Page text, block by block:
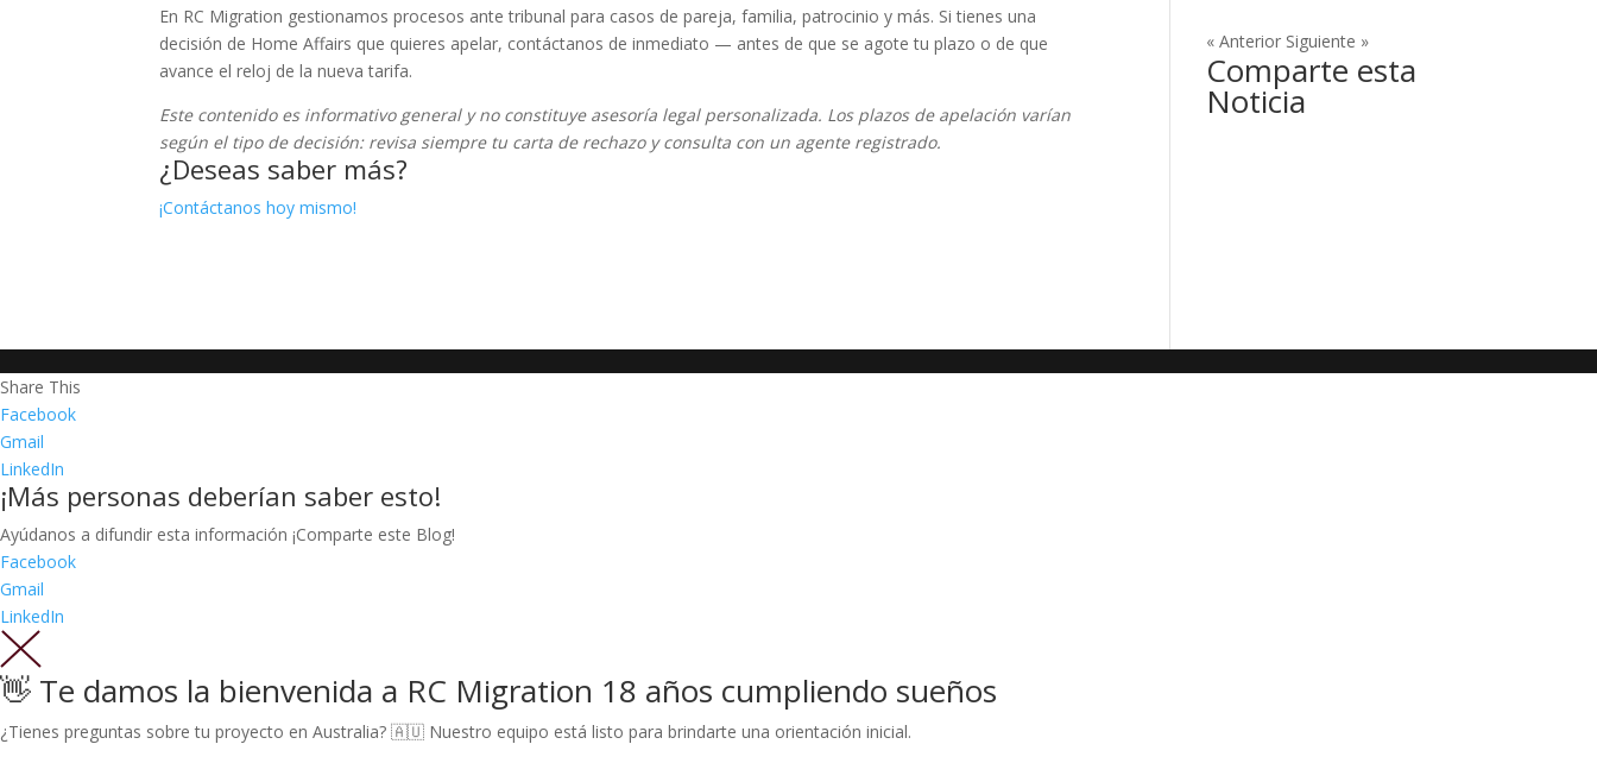
En RC Migration gestionamos procesos ante tribunal para casos de pareja, familia, patrocinio y más. Si tienes una
decisión de Home Affairs que quieres apelar, contáctanos de inmediato — antes de que se agote tu plazo o de que
avance el reloj de la nueva tarifa.
Este contenido es informativo general y no constituye asesoría legal personalizada. Los plazos de apelación varían
según el tipo de decisión: revisa siempre tu carta de rechazo y consulta con un agente registrado.
¿Deseas saber más?
¡Contáctanos hoy mismo!
« Anterior Siguiente »
Comparte esta
Noticia
Share This
Facebook
Gmail
LinkedIn
¡Más personas deberían saber esto!
Ayúdanos a difundir esta información ¡Comparte este Blog!
Facebook
Gmail
LinkedIn
👋 Te damos la bienvenida a RC Migration 18 años cumpliendo sueños
¿Tienes preguntas sobre tu proyecto en Australia? 🇦🇺 Nuestro equipo está listo para brindarte una orientación inicial.